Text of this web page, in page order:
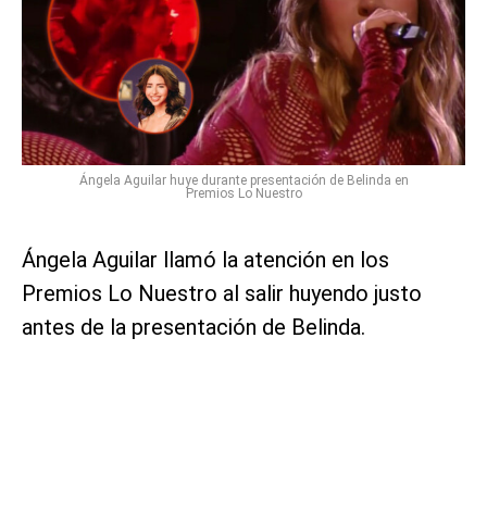
Ángela Aguilar huye durante presentación de Belinda en
Premios Lo Nuestro
Ángela Aguilar llamó la atención en los
Premios Lo Nuestro al salir huyendo justo
antes de la presentación de Belinda.